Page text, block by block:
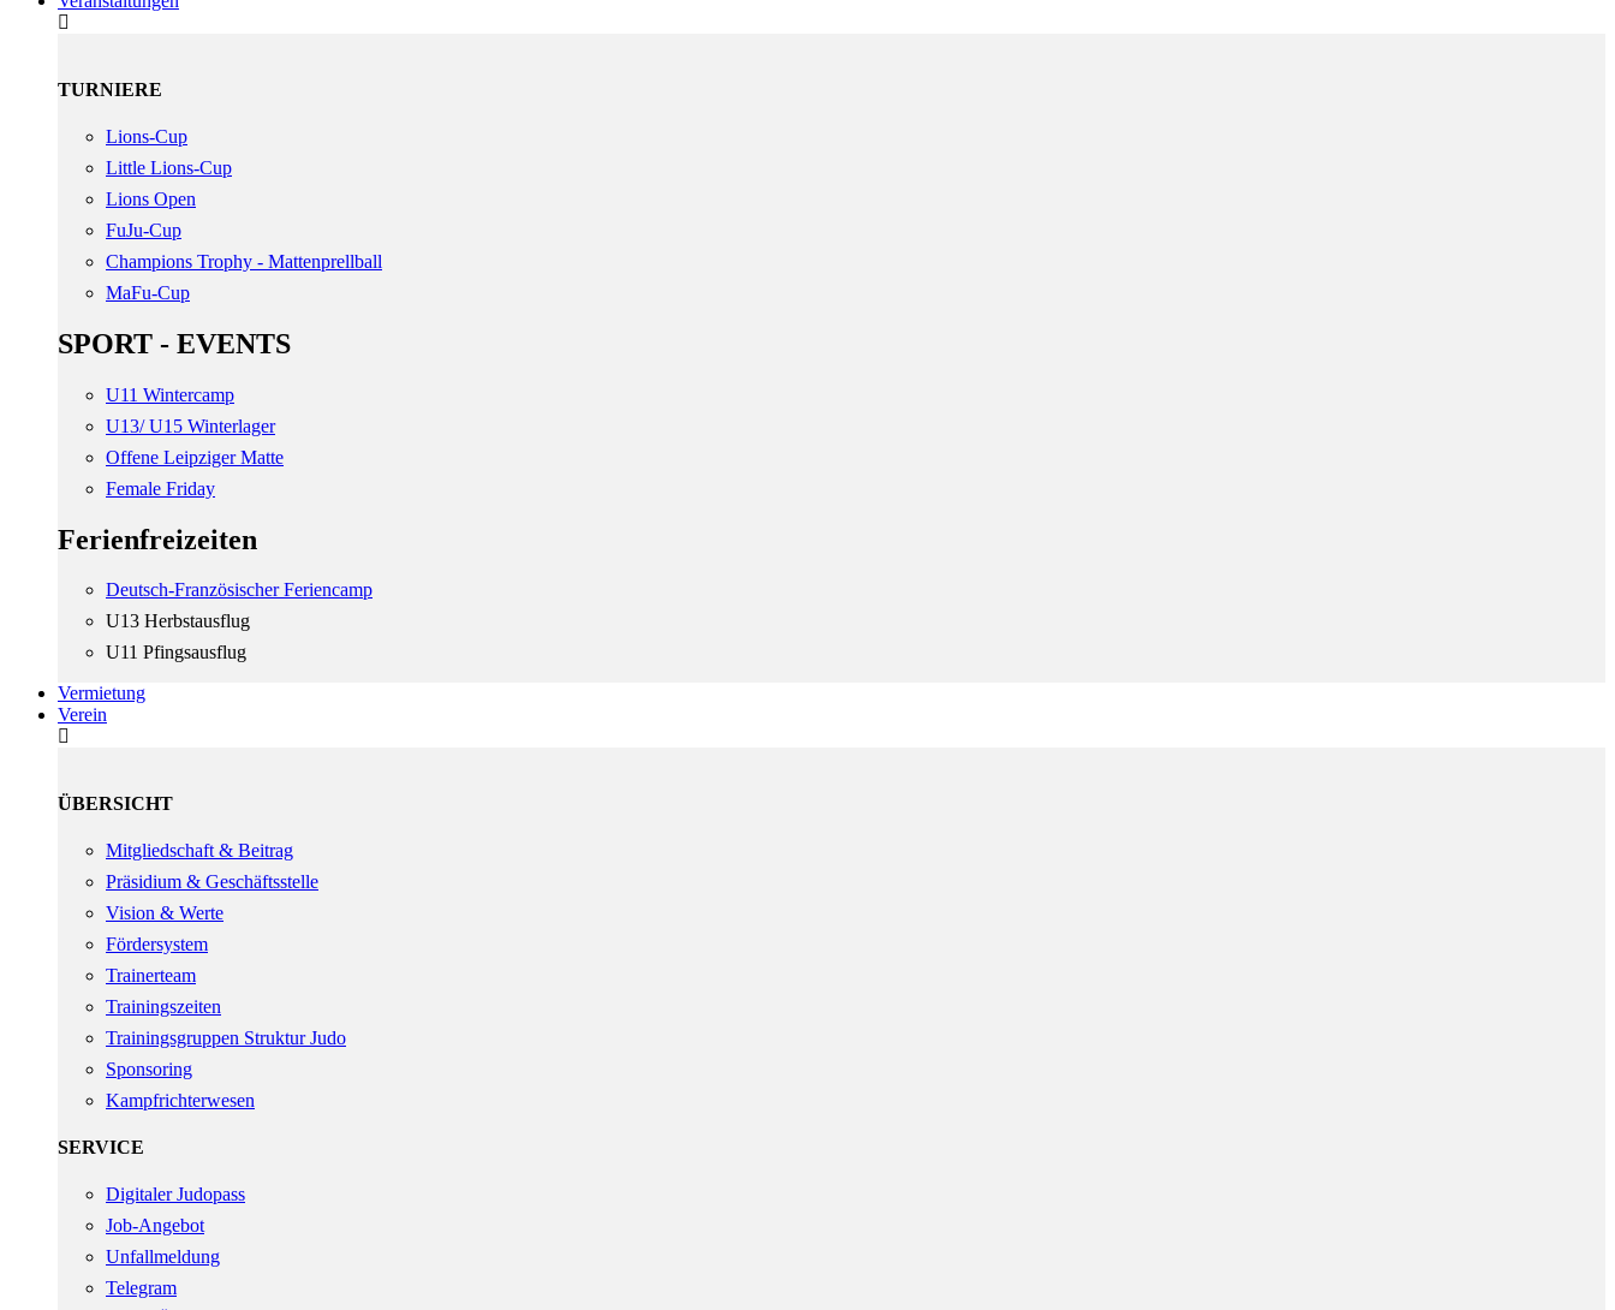
TURNIERE
Lions-Cup
Little Lions-Cup
Lions Open
FuJu-Cup
Champions Trophy - Mattenprellball
MaFu-Cup
SPORT - EVENTS
U11 Wintercamp
U13/ U15 Winterlager
Offene Leipziger Matte
Female Friday
Ferienfreizeiten
Deutsch-Französischer Feriencamp
U13 Herbstausflug
U11 Pfingsausflug
Vermietung
Verein
ÜBERSICHT
Mitgliedschaft & Beitrag
Präsidium & Geschäftsstelle
Vision & Werte
Fördersystem
Trainerteam
Trainingszeiten
Trainingsgruppen Struktur Judo
Sponsoring
Kampfrichterwesen
SERVICE
Digitaler Judopass
Job-Angebot
Unfallmeldung
Telegram